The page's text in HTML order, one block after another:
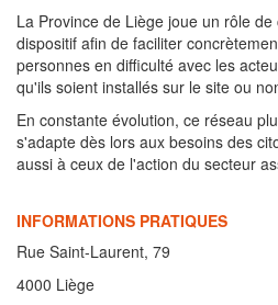
La Province de Liège joue un rôle
dispositif afin de faciliter
personnes en difficulté avec les
qu'ils soient installés sur le site ou
En constante évolution, ce réseau
s'adapte dès lors aux besoins des
aussi à ceux de l'action du secteur
INFORMATIONS PRATIQUES
Rue Saint-Laurent, 79
4000 Liège